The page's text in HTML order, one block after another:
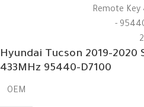
Hyundai Tucson 2019-2020
433MHz 95440-D7100
OEM